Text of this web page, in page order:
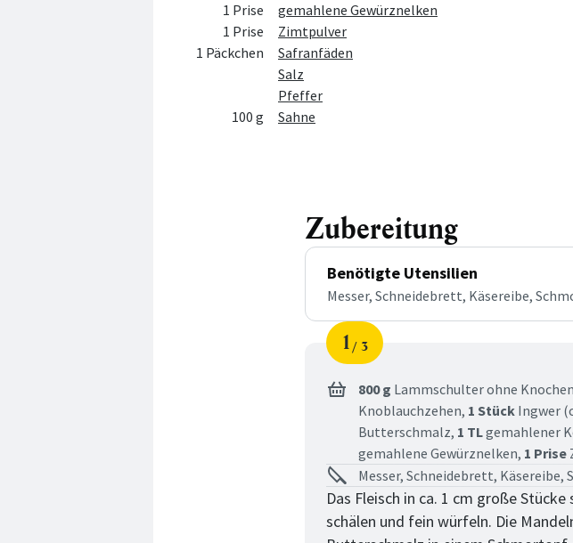
1 Prise
gemahlene Gewürznelken
1 Prise
Zimtpulver
1 Päckchen
Safranfäden
Salz
Pfeffer
100 g
Sahne
Zubereitung
Benötigte Utensilien
Messer, Schneidebrett, Käsereibe,
Schritt
1
von
3
800 g Lammschulter ohne
Knoblauchzehen, 1 Stück Ingwer
Butterschmalz, 1 TLgemahlener
gemahlene Gewürznelken, 1 Prise
Messer, Schneidebrett,
Das Fleisch in ca. 1 cm große
schälen und fein würfeln. Die